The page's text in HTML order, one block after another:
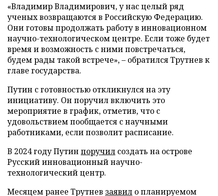
«Владимир Владимирович, у нас целый ряд
ученых возвращаются в Российскую Федерацию.
Они готовы продолжать работу в инновационном
научно-технологическом центре. Если тоже будет
время и возможность с ними повстречаться,
будем рады такой встрече», – обратился Трутнев к
главе государства.
Путин с готовностью откликнулся на эту
инициативу. Он поручил включить это
мероприятие в график, отметив, что с
удовольствием пообщается с научными
работниками, если позволит расписание.
В 2024 году Путин поручил создать на острове
Русский инновационный научно-
технологический центр.
Месяцем ранее Трутнев заявил о планируемом